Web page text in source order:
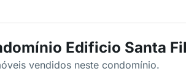
Edificio Santa
vendidos neste condomínio.